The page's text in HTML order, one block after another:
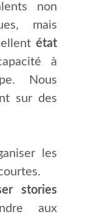
non
mais
état
à
Nous
sur des
les
stories
aux